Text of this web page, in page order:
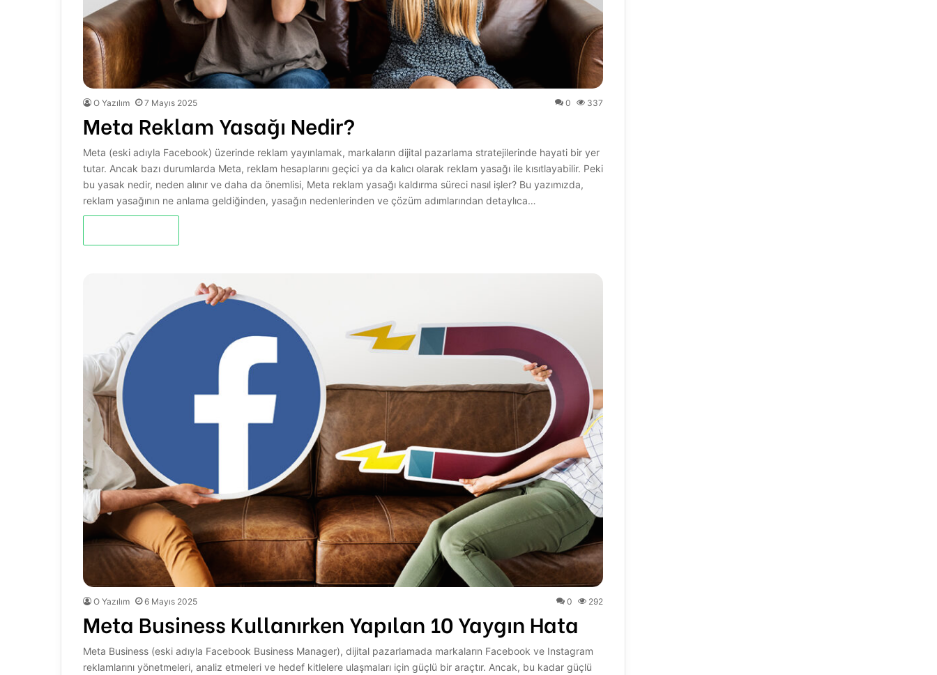
O Yazılım 7 Mayıs 2025 0 337
Meta Reklam Yasağı Nedir?
Meta (eski adıyla Facebook) üzerinde reklam yayınlamak, markaların dijital pazarlama stratejilerinde hayati bir yer
tutar. Ancak bazı durumlarda Meta, reklam hesaplarını geçici ya da kalıcı olarak reklam yasağı ile kısıtlayabilir. Peki
bu yasak nedir, neden alınır ve daha da önemlisi, Meta reklam yasağı kaldırma süreci nasıl işler? Bu yazımızda,
reklam yasağının ne anlama geldiğinden, yasağın nedenlerinden ve çözüm adımlarından detaylıca…
O Yazılım 6 Mayıs 2025 0 292
Meta Business Kullanırken Yapılan 10 Yaygın Hata
Meta Business (eski adıyla Facebook Business Manager), dijital pazarlamada markaların Facebook ve Instagram
reklamlarını yönetmeleri, analiz etmeleri ve hedef kitlelere ulaşmaları için güçlü bir araçtır. Ancak, bu kadar güçlü